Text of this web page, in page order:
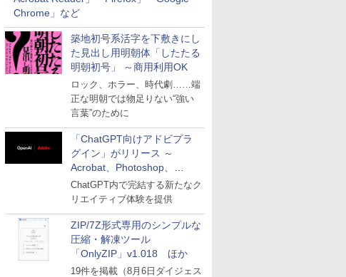
Chrome」など
築地初号系活字を下敷きにし
た見出し用明朝体「したたる
明朝初号」 ～商用利用OK
ロック、ホラー、時代劇……端
正な明朝では物足りない“強い
言葉”のために
「ChatGPT向けアドビプラ
グイン」がリリース ～
Acrobat、Photoshop、
Premiereなどの機能を1つの
プラグインに統合
ChatGPT内で完結する新たなク
リエイティブ体験を提供
ZIP/7Z形式専用のシンプルな
圧縮・解凍ツール
「OnlyZIP」v1.018 ほか
19件を掲載（8月6日ダイジェス